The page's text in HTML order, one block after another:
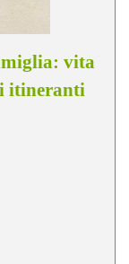
vita
itineranti